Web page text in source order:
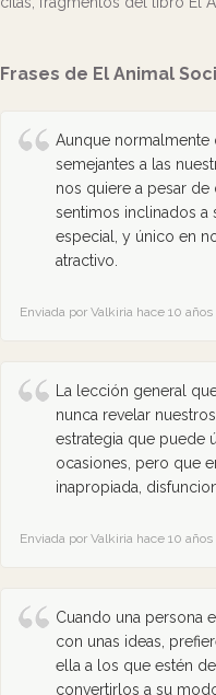
Frases de El Animal
Aunque normalmente
semejantes a las
nos quiere a pesar
sentimos inclinados a
especial, y único en
atractivo.
Enviada por Valkiria hace 10 años
La lección general
nunca revelar
estrategia que puede
ocasiones, pero que
inapropiada,
Enviada por Valkiria hace 10 años
Cuando una persona
con unas ideas,
ella a los que estén
convertirlos a su